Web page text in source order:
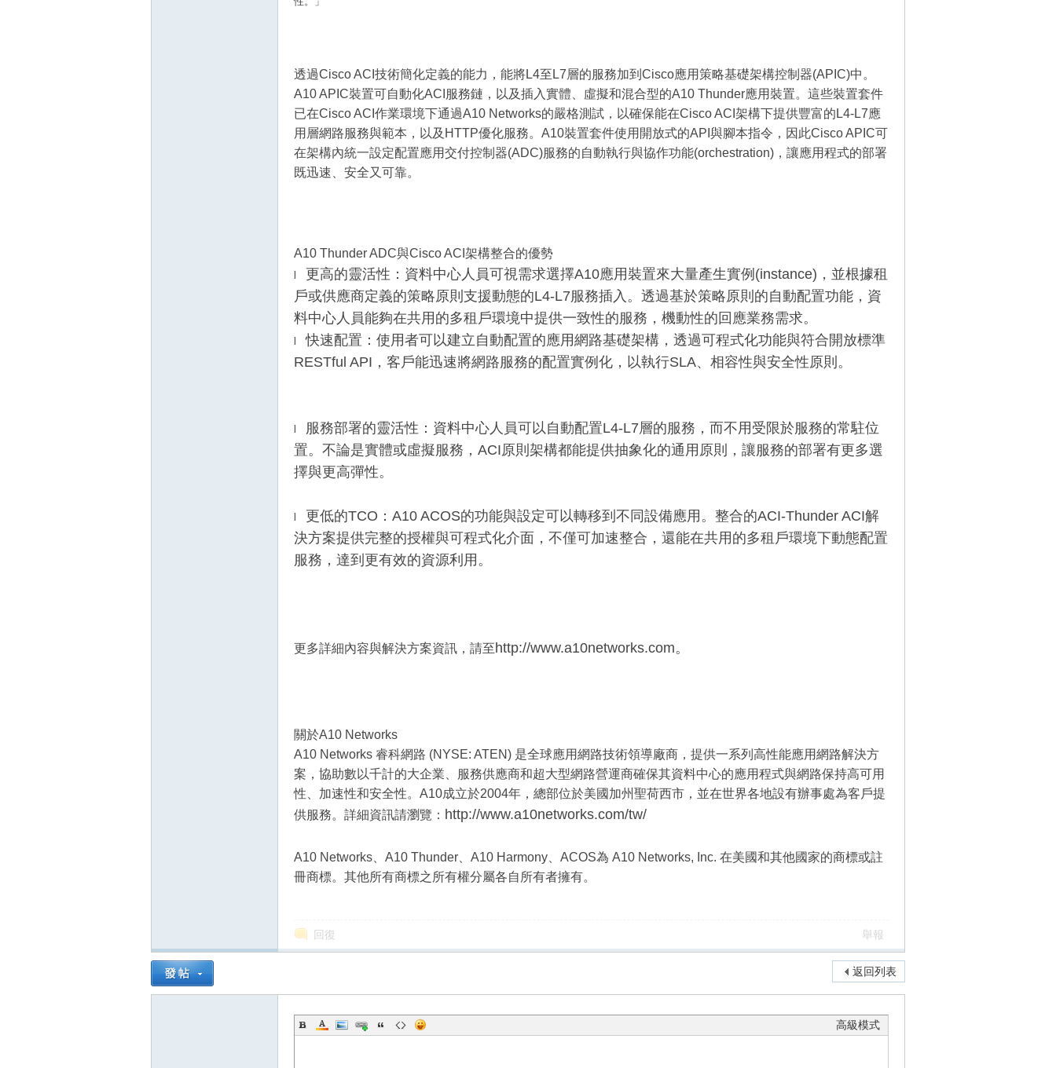
透過Cisco ACI技術簡化定義的能力，能將L4至L7層的服務加到Cisco應用策略基礎架構控制器(APIC)中。
A10 APIC裝置可自動化ACI服務鏈，以及插入實體、虛擬和混合型的A10 Thunder應用裝置。這些裝置套件
已在Cisco ACI作業環境下通過A10 Networks的嚴格測試，以確保能在Cisco ACI架構下提供豐富的L4-L7應
用層網路服務與範本，以及HTTP優化服務。A10裝置套件使用開放式的API與腳本指令，因此Cisco APIC可
在架構內統一設定配置應用交付控制器(ADC)服務的自動執行與協作功能(orchestration)，讓應用程式的部署
既迅速、安全又可靠。
A10 Thunder ADC與Cisco ACI架構整合的優勢
更高的靈活性：資料中心人員可視需求選擇A10應用裝置來大量產生實例(instance)，並根據租
戶或供應商定義的策略原則支援動態的L4-L7服務插入。透過基於策略原則的自動配置功能，資
料中心人員能夠在共用的多租戶環境中提供一致性的服務，機動性的回應業務需求。
l快速配置：使用者可以建立自動配置的應用網路基礎架構，透過可程式化功能與符合開放標準
RESTful API，客戶能迅速將網路服務的配置實例化，以執行SLA、相容性與安全性原則。
服務部署的靈活性：資料中心人員可以自動配置L4-L7層的服務，而不用受限於服務的常駐位
置。不論是實體或虛擬服務，ACI原則架構都能提供抽象化的通用原則，讓服務的部署有更多選
擇與更高彈性。
更低的TCO：A10 ACOS的功能與設定可以轉移到不同設備應用。整合的ACI-Thunder ACI解
決方案提供完整的授權與可程式化介面，不僅可加速整合，還能在共用的多租戶環境下動態配置
服務，達到更有效的資源利用。
更多詳細內容與解決方案資訊，請至http://www.a10networks.com。
關於A10 Networks
A10 Networks 睿科網路 (NYSE: ATEN) 是全球應用網路技術領導廠商，提供一系列高性能應用網路解決方
案，協助數以千計的大企業、服務供應商和超大型網路營運商確保其資料中心的應用程式與網路保持高可用
性、加速性和安全性。A10成立於2004年，總部位於美國加州聖荷西市，並在世界各地設有辦事處為客戶提
供服務。詳細資訊請瀏覽： http://www.a10networks.com/tw/
A10 Networks、A10 Thunder、A10 Harmony、ACOS為 A10 Networks, Inc. 在美國和其他國家的商標或註
冊商標。其他所有商標之所有權分屬各自所有者擁有。
回復 舉報
返回列表
高級模式